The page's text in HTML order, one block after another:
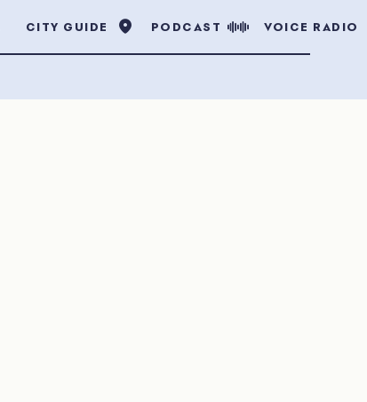
CITY GUIDE PODCAST VOICE RADIO